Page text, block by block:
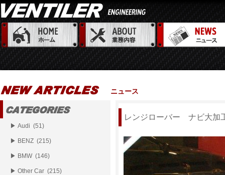
ニュース
レンジローバー ナビ大加
▶ Audi (51)
▶ BENZ (215)
▶ BMW (146)
▶ Other Car (215)